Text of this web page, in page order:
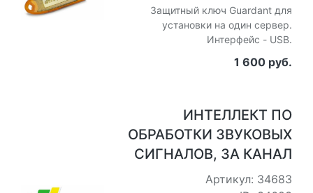
Защитный ключ Guardant для
установки на один сервер.
Интерфейс - USB.
1 600 руб.
ИНТЕЛЛЕКТ ПО
ОБРАБОТКИ ЗВУКОВЫХ
СИГНАЛОВ, ЗА КАНАЛ
Артикул: 34683